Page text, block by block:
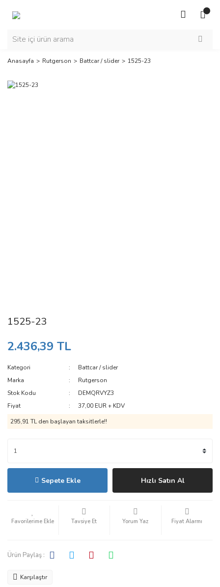
Anasayfa Rutgerson Battcar / slider 1525-23
1525-23
2.436,39 TL
Kategori
Battcar / slider
Marka
Rutgerson
Stok Kodu
DEMQRVYZ3
Fiyat
37,00 EUR + KDV
295,91 TL den başlayan taksitlerle!!
Sepete Ekle Hızlı Satın Al
Tavsiye Et Yorum Yaz Fiyat Alarmı
Ürün Paylaş :
Karşılaştır